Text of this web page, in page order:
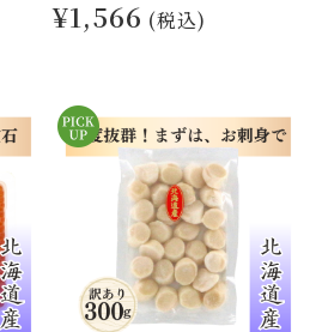
¥1,566 (税込)